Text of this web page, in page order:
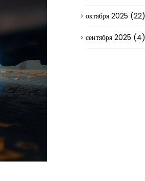
октября 2025 (22)
сентября 2025 (4)